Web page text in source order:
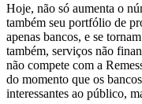
Hoje, não só aumenta o
também seu portfólio de
apenas bancos, e se
também, serviços não
não compete com a
do momento que os
interessantes ao público,